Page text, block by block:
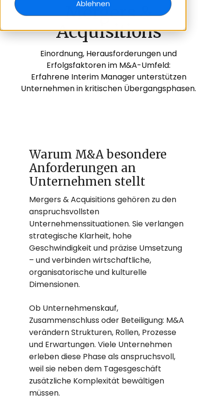
Ablehnen
Mergers &
Acquisitions
Einordnung, Herausforderungen und
Erfolgsfaktoren im M&A-Umfeld:
Erfahrene Interim Manager unterstützen
Unternehmen in kritischen Übergangsphasen.
Warum M&A besondere
Anforderungen an
Unternehmen stellt
Mergers & Acquisitions gehören zu den
anspruchsvollsten
Unternehmenssituationen. Sie verlangen
strategische Klarheit, hohe
Geschwindigkeit und präzise Umsetzung
– und verbinden wirtschaftliche,
organisatorische und kulturelle
Dimensionen.
Ob Unternehmenskauf,
Zusammenschluss oder Beteiligung: M&A
verändern Strukturen, Rollen, Prozesse
und Erwartungen. Viele Unternehmen
erleben diese Phase als anspruchsvoll,
weil sie neben dem Tagesgeschäft
zusätzliche Komplexität bewältigen
müssen.